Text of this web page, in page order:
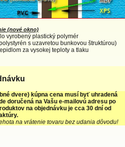
(nové okno)
vyrobený plastický polymér
s uzavretou bunkovou štruktúrou)
za vysokej teploty a tlaku
dvere) kúpna cena musí byť uhradená
doručená na Vašu e-mailovú adresu po
na objednávku je cca 30 dní od
na vrátenie tovaru bez udania dôvodu!